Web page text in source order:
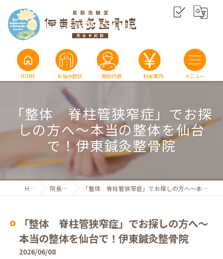
home
HOME お悩み症状 施術内容 料金案内
「整体 脊柱管狭窄症」でお探
しの方へ〜本当の整体を仙台
で！伊東鍼灸整骨院
HOME 院長ブログ 「整体 脊柱管狭窄症」でお探しの方へ〜本当の整体を仙台で！伊東鍼灸整骨院
「整体 脊柱管狭窄症」でお探しの方へ〜
本当の整体を仙台で！伊東鍼灸整骨院
2026/06/08